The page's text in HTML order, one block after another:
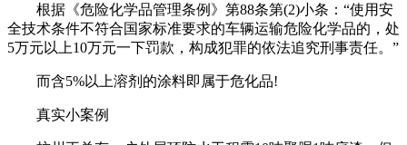
根据《危险化学品管理条例》第88条第(2)小条：“使用安
全技术条件不符合国家标准要求的车辆运输危险化学品的，处
5万元以上10万元一下罚款，构成犯罪的依法追究刑事责任。”
而含5%以上溶剂的涂料即属于危化品!
真实小案例